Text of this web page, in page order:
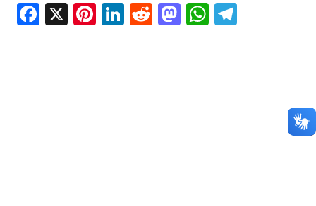
Facebook
X Pinterest
LinkedIn
Reddit
Mastodon